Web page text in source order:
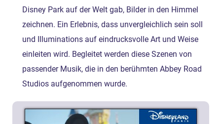
Disney Park auf der Welt gab, Bilder in den Himmel
zeichnen. Ein Erlebnis, dass unvergleichlich sein soll
und Illuminations auf eindrucksvolle Art und Weise
einleiten wird. Begleitet werden diese Szenen von
passender Musik, die in den berühmten Abbey Road
Studios aufgenommen wurde.